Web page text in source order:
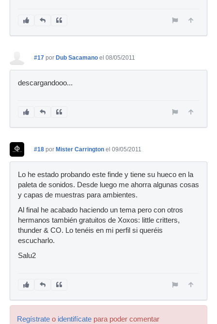
#17 por Dub Sacamano el 08/05/2011
descargandooo...
#18 por Mister Carrington el 09/05/2011
Lo he estado probando este finde y tiene su hueco en la
paleta de sonidos. Desde luego me ahorra algunas cosas
y capas de muestras para ambientes.
Al final he acabado haciendo un tema pero con otros
hermanos también gratuitos de Xoxos: little critters,
thunder & CO. Lo tenéis en mi perfil si queréis
escucharlo.
Salu2
Regístrate o identifícate para poder comentar